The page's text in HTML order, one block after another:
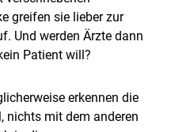
greifen sie lieber zur
Und werden Ärzte dann
Patient will?
erkennen die
nichts mit dem anderen